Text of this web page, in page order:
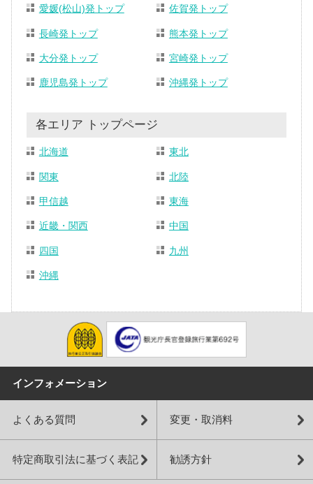
愛媛(松山)発トップ 佐賀発トップ
長崎発トップ 熊本発トップ
大分発トップ 宮崎発トップ
鹿児島発トップ 沖縄発トップ
各エリア トップページ
北海道 東北
関東 北陸
甲信越 東海
近畿・関西 中国
四国 九州
沖縄
インフォメーション
よくある質問 変更・取消料
特定商取引法に基づく表記 勧誘方針